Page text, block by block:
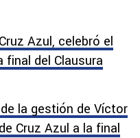
Azul, celebró el
final del Clausura
la gestión de Víctor
Cruz Azul a la final